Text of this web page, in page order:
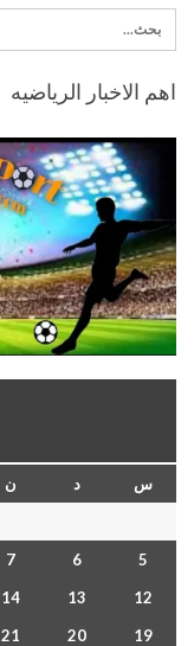
اهم الاخبار الرياضيه
س د ن
5
6
7
12
13
14
19
20
21